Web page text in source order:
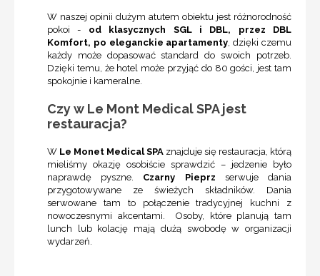
W naszej opinii dużym atutem obiektu jest różnorodność
pokoi - od klasycznych SGL i DBL, przez DBL
Komfort, po eleganckie apartamenty, dzięki czemu
każdy może dopasować standard do swoich potrzeb.
Dzięki temu, że hotel może przyjąć do 80 gości, jest tam
spokojnie i kameralne.
Czy w Le Mont Medical SPA jest
restauracja?
W Le Monet Medical SPA znajduje się restauracja, którą
mieliśmy okazję osobiście sprawdzić – jedzenie było
naprawdę pyszne. Czarny Pieprz serwuje dania
przygotowywane ze świeżych składników. Dania
serwowane tam to połączenie tradycyjnej kuchni z
nowoczesnymi akcentami. Osoby, które planują tam
lunch lub kolację mają dużą swobodę w organizacji
wydarzeń.